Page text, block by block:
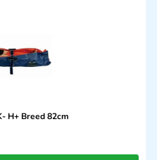
H+ Breed 82cm